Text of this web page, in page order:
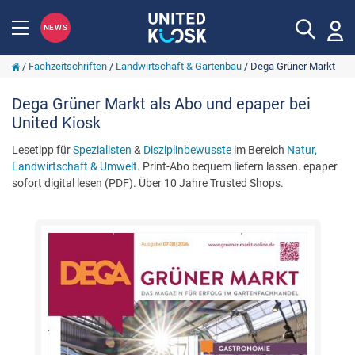
NEWS
/ Fachzeitschriften/ Landwirtschaft & Gartenbau/ Dega Grüner Markt
Dega Grüner Markt als Abo und epaper bei
United Kiosk
Lesetipp fürSpezialisten & Disziplinbewusste im Bereich Natur,
Landwirtschaft & Umwelt. Print-Abo bequem liefern lassen. epaper
sofort digital lesen (PDF). Über 10 Jahre Trusted Shops.